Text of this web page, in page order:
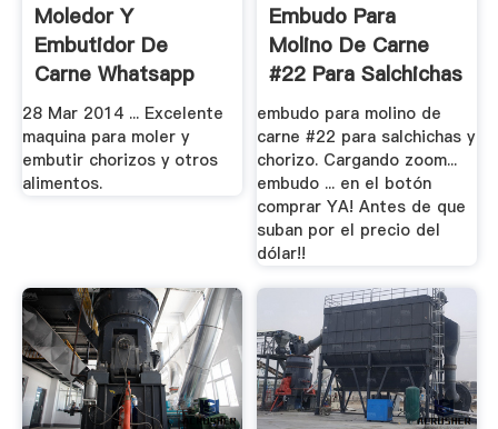
Moledor Y
Embutidor De
Carne Whatsapp
+57 .
28 Mar 2014 ... Excelente
maquina para moler y
embutir chorizos y otros
alimentos.
Embudo Para
Molino De Carne
#22 Para Salchichas
Y.
embudo para molino de
carne #22 para salchichas y
chorizo. Cargando zoom...
embudo ... en el botón
comprar YA! Antes de que
suban por el precio del
dólar!!